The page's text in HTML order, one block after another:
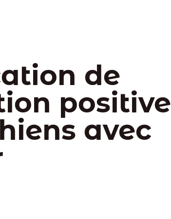
de
positive
avec